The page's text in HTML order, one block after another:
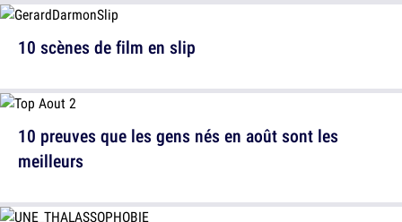
10 scènes de film en slip
10 preuves que les gens nés en août sont les
meilleurs